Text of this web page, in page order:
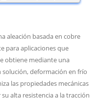
aleación basada en cobre
para aplicaciones que
obtiene mediante una
deformación en frío
las propiedades mecánicas
alta resistencia a la tracción